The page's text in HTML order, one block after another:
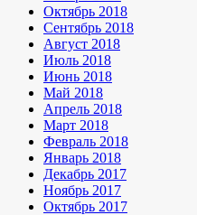
Октябрь 2018
Сентябрь 2018
Август 2018
Июль 2018
Июнь 2018
Май 2018
Апрель 2018
Март 2018
Февраль 2018
Январь 2018
Декабрь 2017
Ноябрь 2017
Октябрь 2017